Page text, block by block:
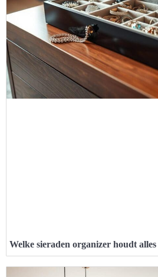
Welke sieraden organizer houdt alles